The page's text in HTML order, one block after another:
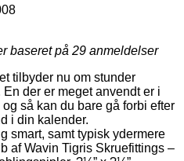
baseret på 29 anmeldelser
tilbyder nu om stunder
der er meget anvendt er i
så kan du bare gå forbi efter
i din kalender.
smart, samt typisk ydermere
af Wavin Tigris Skruefittings –